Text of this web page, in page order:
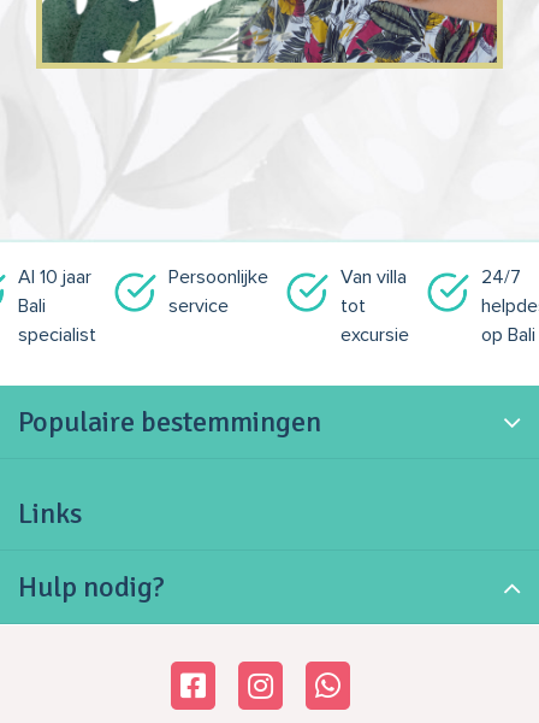
Al 10 jaar
Bali
specialist
Persoonlijke
service
Van villa
tot
excursie
24/7
op Bali
Populaire bestemmingen
Links
Hulp nodig?